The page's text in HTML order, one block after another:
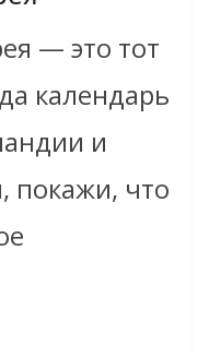
— это тот
календарь
и
покажи, что